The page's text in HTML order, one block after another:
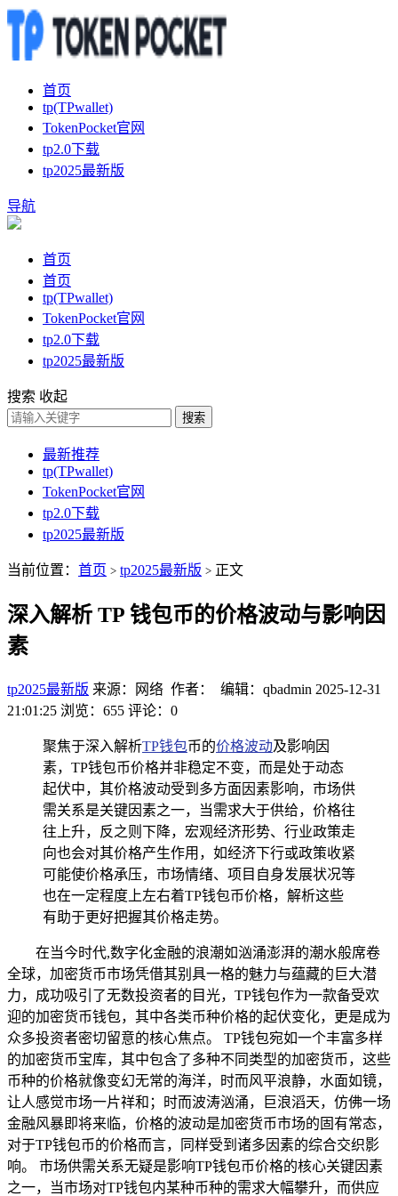
首页
tp(TPwallet)
TokenPocket官网
tp2.0下载
tp2025最新版
导航
首页
首页
tp(TPwallet)
TokenPocket官网
tp2.0下载
tp2025最新版
搜索 收起
搜索
最新推荐
tp(TPwallet)
TokenPocket官网
tp2.0下载
tp2025最新版
当前位置： 首页 > tp2025最新版 > 正文
深入解析 TP 钱包币的价格波动与影响因
素
tp2025最新版 来源：网络 作者： 编辑：qbadmin 2025-12-31
21:01:25 浏览：655 评论：0
聚焦于深入解析TP钱包币的价格波动及影响因
素，TP钱包币价格并非稳定不变，而是处于动态
起伏中，其价格波动受到多方面因素影响，市场供
需关系是关键因素之一，当需求大于供给，价格往
往上升，反之则下降，宏观经济形势、行业政策走
向也会对其价格产生作用，如经济下行或政策收紧
可能使价格承压，市场情绪、项目自身发展状况等
也在一定程度上左右着TP钱包币价格，解析这些
有助于更好把握其价格走势。
在当今时代,数字化金融的浪潮如汹涌澎湃的潮水般席卷
全球，加密货币市场凭借其别具一格的魅力与蕴藏的巨大潜
力，成功吸引了无数投资者的目光，TP钱包作为一款备受欢
迎的加密货币钱包，其中各类币种价格的起伏变化，更是成为
众多投资者密切留意的核心焦点。 TP钱包宛如一个丰富多样
的加密货币宝库，其中包含了多种不同类型的加密货币，这些
币种的价格就像变幻无常的海洋，时而风平浪静，水面如镜，
让人感觉市场一片祥和；时而波涛汹涌，巨浪滔天，仿佛一场
金融风暴即将来临，价格的波动是加密货币市场的固有常态，
对于TP钱包币的价格而言，同样受到诸多因素的综合交织影
响。 市场供需关系无疑是影响TP钱包币价格的核心关键因素
之一，当市场对TP钱包内某种币种的需求大幅攀升，而供应